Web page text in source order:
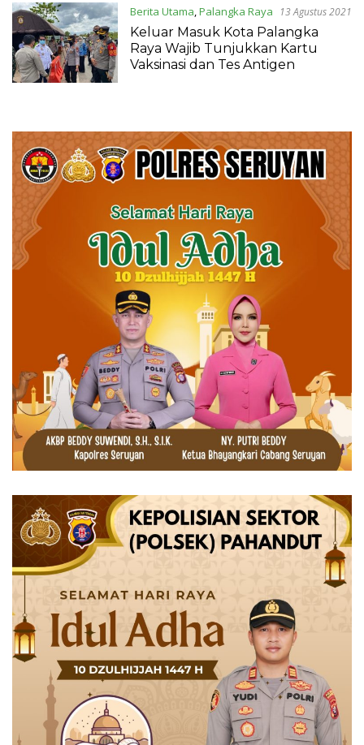
Berita Utama,Palangka Raya 13 Agustus 2021
Keluar Masuk Kota Palangka
Raya Wajib Tunjukkan Kartu
Vaksinasi dan Tes Antigen